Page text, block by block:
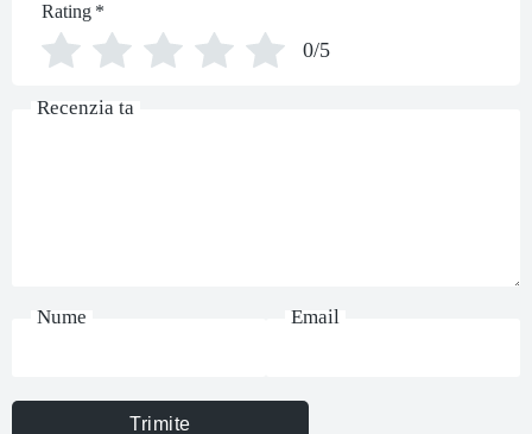
Rating *
0/5
Recenzia ta
Nume Email
Trimite